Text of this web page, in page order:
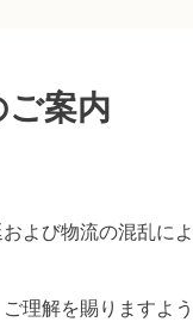
案内
よび物流の混乱に
理解を賜りますよ